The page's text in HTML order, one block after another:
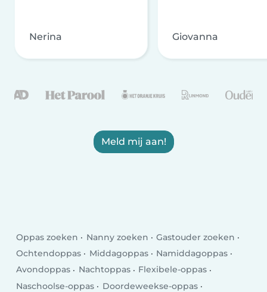
Nerina Giovanna
Meld mij aan!
Oppas zoeken Nanny zoeken
Gastouder zoeken
Ochtendoppas
Middagoppas
Namiddagoppas
Avondoppas
Nachtoppas
Flexibele-oppas
Naschoolse-oppas
Doordeweekse-oppas